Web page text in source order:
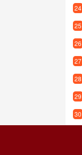
24
25
26
27
28
29
30